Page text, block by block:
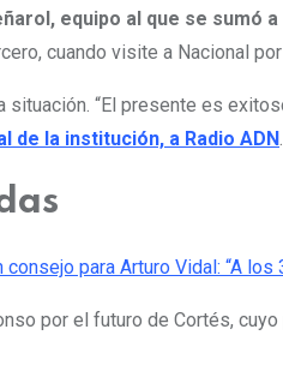
equipo al que se sumó
cuando visite a Nacional
“El presente es
la institución, a Radio ADN
por el futuro de Cortés,